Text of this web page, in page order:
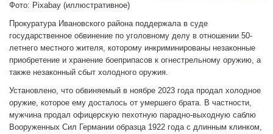
Фото: Pixabay (иллюстративное)
Прокуратура Ивановского района поддержала в суде
государственное обвинение по уголовному делу в отношении 50-
летнего местного жителя, которому инкриминированы незаконные
приобретение и хранение боеприпасов к огнестрельному оружию, а
также незаконный сбыт холодного оружия.
Установлено, что обвиняемый в ноябре 2023 года продал холодное
оружие, которое ему досталось от умершего брата. В частности,
мужчина продал офицерскую пехотную парадно-выходную саблю
Вооруженных Сил Германии образца 1922 года с длинным клинком,